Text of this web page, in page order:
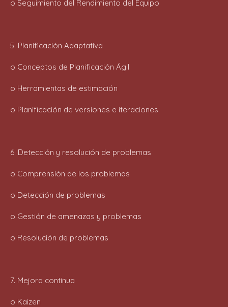
o Seguimiento del Rendimiento del Equipo
5. Planificación Adaptativa
o Conceptos de Planificación Ágil
o Herramientas de estimación
o Planificación de versiones e iteraciones
6. Detección y resolución de problemas
o Comprensión de los problemas
o Detección de problemas
o Gestión de amenazas y problemas
o Resolución de problemas
7. Mejora continua
o Kaizen